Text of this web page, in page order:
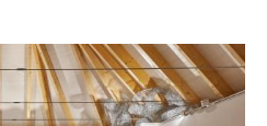
se zdi švýcarské kulturní pamá